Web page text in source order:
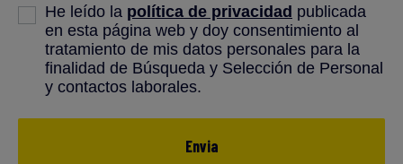
He leído la política de privacidad publicada
en esta página web y doy consentimiento al
tratamiento de mis datos personales para la
finalidad de Búsqueda y Selección de Personal
y contactos laborales.
Envia